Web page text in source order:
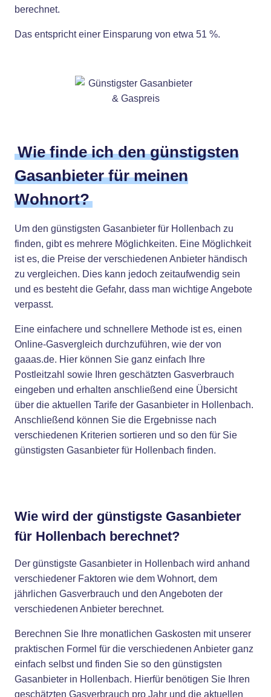
berechnet.
Das entspricht einer Einsparung von etwa 51 %.
Wie finde ich den günstigsten
Gasanbieter für meinen
Wohnort?
Um den günstigsten Gasanbieter für Hollenbach zu
finden, gibt es mehrere Möglichkeiten. Eine Möglichkeit
ist es, die Preise der verschiedenen Anbieter händisch
zu vergleichen. Dies kann jedoch zeitaufwendig sein
und es besteht die Gefahr, dass man wichtige Angebote
verpasst.
Eine einfachere und schnellere Methode ist es, einen
Online-Gasvergleich durchzuführen, wie der von
gaaas.de. Hier können Sie ganz einfach Ihre
Postleitzahl sowie Ihren geschätzten Gasverbrauch
eingeben und erhalten anschließend eine Übersicht
über die aktuellen Tarife der Gasanbieter in Hollenbach.
Anschließend können Sie die Ergebnisse nach
verschiedenen Kriterien sortieren und so den für Sie
günstigsten Gasanbieter für Hollenbach finden.
Wie wird der günstigste Gasanbieter
für Hollenbach berechnet?
Der günstigste Gasanbieter in Hollenbach wird anhand
verschiedener Faktoren wie dem Wohnort, dem
jährlichen Gasverbrauch und den Angeboten der
verschiedenen Anbieter berechnet.
Berechnen Sie Ihre monatlichen Gaskosten mit unserer
praktischen Formel für die verschiedenen Anbieter ganz
einfach selbst und finden Sie so den günstigsten
Gasanbieter in Hollenbach. Hierfür benötigen Sie Ihren
geschätzten Gasverbrauch pro Jahr und die aktuellen